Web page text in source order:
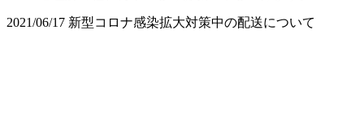
2021/06/17 新型コロナ感染拡大対策中の配送について